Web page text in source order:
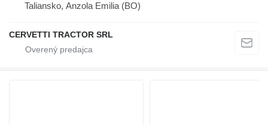
Taliansko, Anzola Emilia (BO)
CERVETTI TRACTOR SRL